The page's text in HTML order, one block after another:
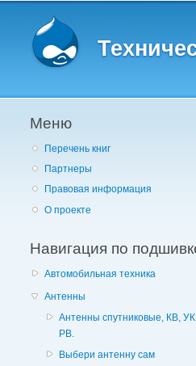
Меню
Перечень книг
Партнеры
Правовая информация
О проекте
Навигация по
Автомобильная техника
Антенны
Антенны спутниковые, КВ,
РВ.
Выбери антенну сам